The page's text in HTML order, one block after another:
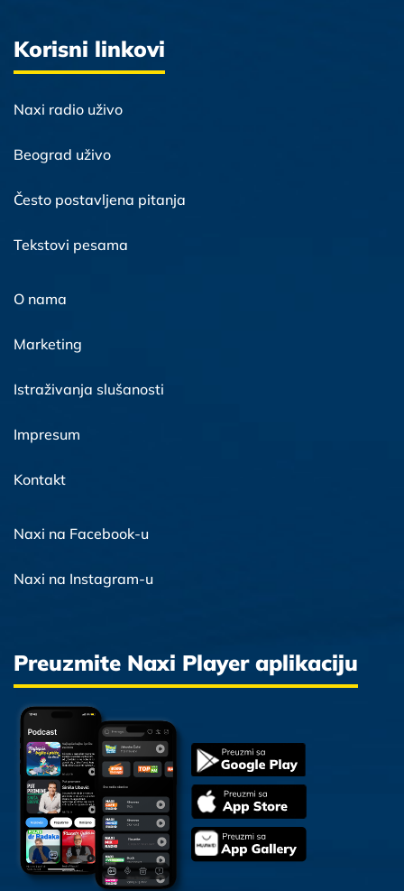
Korisni linkovi
Naxi radio uživo
Beograd uživo
Često postavljena pitanja
Tekstovi pesama
O nama
Marketing
Istraživanja slušanosti
Impresum
Kontakt
Naxi na Facebook-u
Naxi na Instagram-u
Preuzmite Naxi Player aplikaciju